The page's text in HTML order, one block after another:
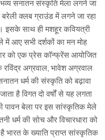
सनातन संस्कृति मेला लगने जा
क्लब ग्राउंड में लगने जा रहा
इसके साथ ही मशहूर कवियत्री
में आए सभी दर्शकों का मन मोह
को एक प्रेस कॉन्फ्रेंस आयोजित
अग्रवाल, भावेश अग्रवाल
धर्म की संस्कृति को बढ़ावा
है विगत दो वर्षों से यह लगता
पावन बेला पर इस सांस्कृतिक मेले
धर्म की सोच और विचारधारा को
भारत के ख्याति प्राप्त सांस्कृतिक